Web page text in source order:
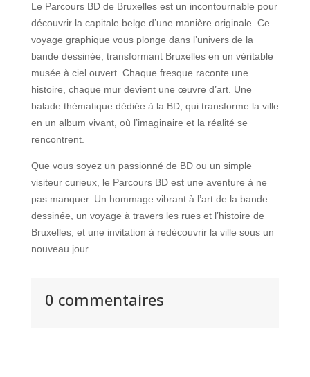
Le Parcours BD de Bruxelles est un incontournable pour
découvrir la capitale belge d’une manière originale. Ce
voyage graphique vous plonge dans l’univers de la
bande dessinée, transformant Bruxelles en un véritable
musée à ciel ouvert. Chaque fresque raconte une
histoire, chaque mur devient une œuvre d’art. Une
balade thématique dédiée à la BD, qui transforme la ville
en un album vivant, où l’imaginaire et la réalité se
rencontrent.
Que vous soyez un passionné de BD ou un simple
visiteur curieux, le Parcours BD est une aventure à ne
pas manquer. Un hommage vibrant à l’art de la bande
dessinée, un voyage à travers les rues et l’histoire de
Bruxelles, et une invitation à redécouvrir la ville sous un
nouveau jour.
0 commentaires